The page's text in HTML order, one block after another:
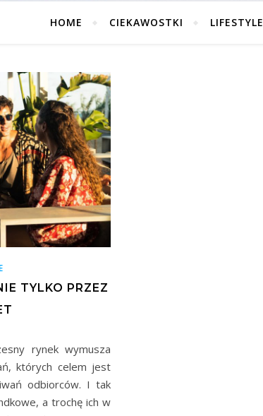
HOME CIEKAWOSTKI LIFESTYLE
TYLKO PRZEZ
rynek wymusza
których celem jest
odbiorców. I tak
a trochę ich w